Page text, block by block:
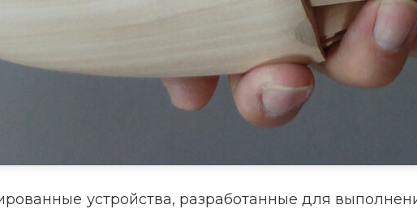
устройства, разработанные для